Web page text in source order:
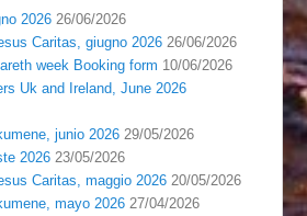
2026 26/06/2026
Caritas, giugno 2026 26/06/2026
week Booking form 10/06/2026
Uk and Ireland, June 2026
junio 2026 29/05/2026
2026 23/05/2026
Caritas, maggio 2026 20/05/2026
mayo 2026 27/04/2026